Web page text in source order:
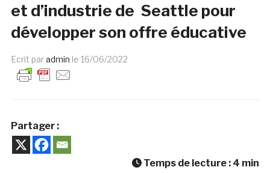
et d’industrie de Seattle pour
développer son offre éducative
Ecrit paradmin le 16/06/2022
Partager :
Temps de lecture : 4 min